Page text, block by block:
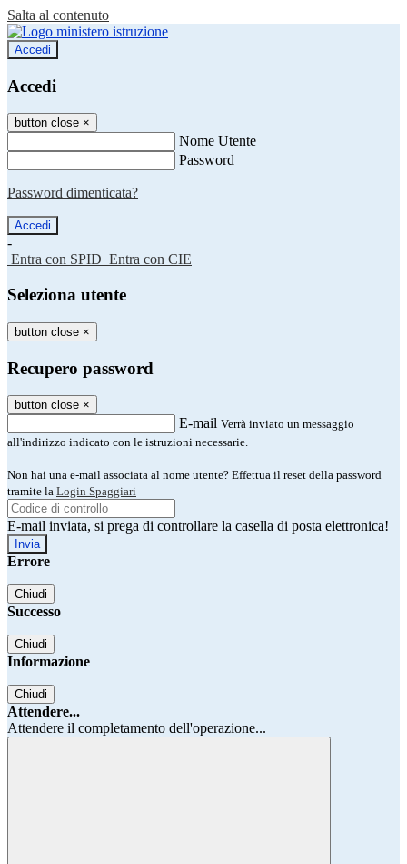
Salta al contenuto
Accedi
Accedi
button close ×
Nome Utente
Password
Password dimenticata?
-
Entra con SPID Entra con CIE
Seleziona utente
button close ×
Recupero password
button close ×
E-mail Verrà inviato un messaggio
all'indirizzo indicato con le istruzioni necessarie.
Non hai una e-mail associata al nome utente? Effettua il reset della password
tramite la Login Spaggiari
E-mail inviata, si prega di controllare la casella di posta elettronica!
Errore
Chiudi
Successo
Chiudi
Informazione
Chiudi
Attendere...
Attendere il completamento dell'operazione...